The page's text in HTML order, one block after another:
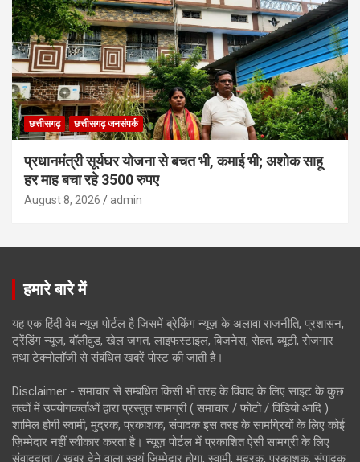
छत्तीसगढ़ छत्तीसगढ़ जनसंपर्क
प्रधानमंत्री सूर्यघर योजना से बचत भी, कमाई भी; अशोक साहू
हर माह बचा रहे 3500 रुपए
August 8, 2026 admin
हमारे बारे में
यह एक हिंदी वेब न्यूज़ पोर्टल है जिसमें ब्रेकिंग न्यूज़ के अलावा राजनीति, प्रशासन,
ट्रेंडिंग न्यूज, बॉलीवुड, खेल जगत, लाइफस्टाइल, बिजनेस, सेहत, ब्यूटी, रोजगार
तथा टेक्नोलॉजी से संबंधित खबरें पोस्ट की जाती है।
Disclaimer - समाचार से सम्बंधित किसी भी तरह के विवाद के लिए साइट के कुछ
तत्वों में उपयोगकर्ताओं द्वारा प्रस्तुत सामग्री ( समाचार / फोटो / विडियो आदि )
शामिल होगी स्वामी, मुद्रक, प्रकाशक, संपादक इस तरह के सामग्रियों के लिए कोई
ज़िम्मेदार नहीं स्वीकार करता है। न्यूज़ पोर्टल में प्रकाशित ऐसी सामग्री के लिए
संवाददाता / खबर देने वाला स्वयं जिम्मेदार होगा, स्वामी, मुद्रक, प्रकाशक, संपादक